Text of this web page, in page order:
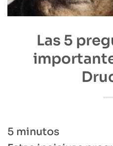
Las 5
5 minutos